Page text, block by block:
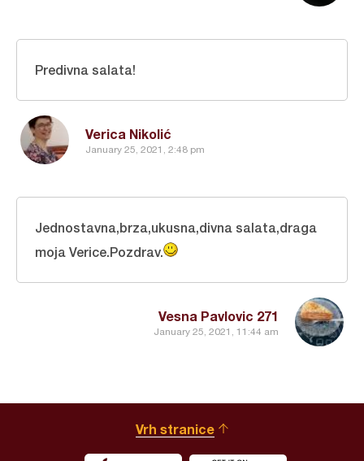
Verica Nikolić
January 25, 2021, 2:48 pm
Predivna salata!
Vesna Pavlovic 271
January 25, 2021, 11:44 am
Jednostavna,brza,ukusna,divna salata,draga
moja Verice.Pozdrav.
Vrh stranice